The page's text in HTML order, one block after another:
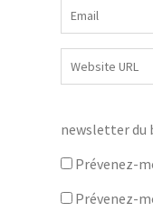
newsletter du
Prévenez-
Prévenez-